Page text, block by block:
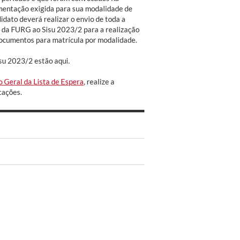
exigida para sua modalidade de
deverá realizar o envio de toda a
FURG ao Sisu 2023/2 para a realização
para matrícula por modalidade.
2023/2 estão aqui.
Geral da Lista de Espera , realize a